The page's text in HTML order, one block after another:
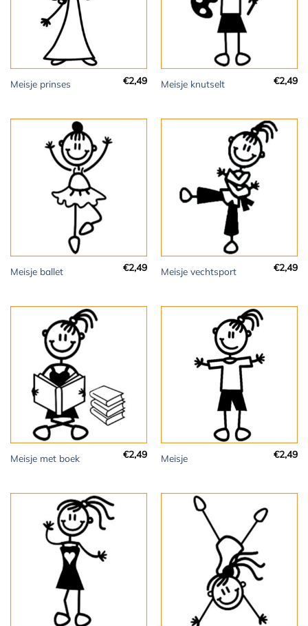
Meisje prinses €2,49 Meisje knutselt €2,49
Meisje ballet €2,49 Meisje vechtsport €2,49
Meisje met boek €2,49 Meisje €2,49